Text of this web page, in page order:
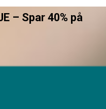
– Spar 40% på